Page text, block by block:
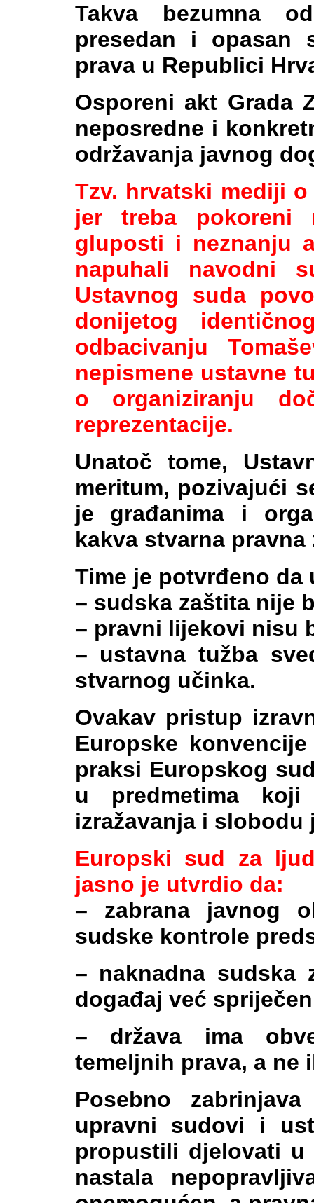
Takva bezumna
presedan i opasan
prava u Republici
Osporeni akt Grada
neposredne i
održavanja javnog
Tzv. hrvatski mediji
jer treba
gluposti i neznanju
napuhali navodni
Ustavnog suda
donijetog
odbacivanju
nepismene ustavne
o organiziranju
reprezentacije.
Unatoč tome,
meritum, pozivajući
je građanima i
kakva stvarna pravna
Time je potvrđeno da
– sudska zaštita nije
– pravni lijekovi nisu
– ustavna tužba
stvarnog učinka.
Ovakav pristup
Europske
praksi Europskog
u predmetima
izražavanja i
Europski sud za
jasno je utvrdio da:
– zabrana javnog
sudske kontrole
– naknadna sudska
događaj već
– država ima
temeljnih prava, a ne
Posebno
upravni sudovi i
propustili djelovati
nastala